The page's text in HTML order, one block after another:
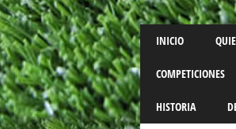
Main
Skip
to
content
INICIO
COMPETICIONES
HISTORIA